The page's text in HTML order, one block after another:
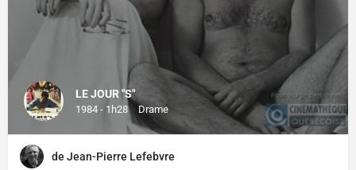
LE JOUR "S"
1984 - 1h28 Drame
de Jean-Pierre Lefebvre